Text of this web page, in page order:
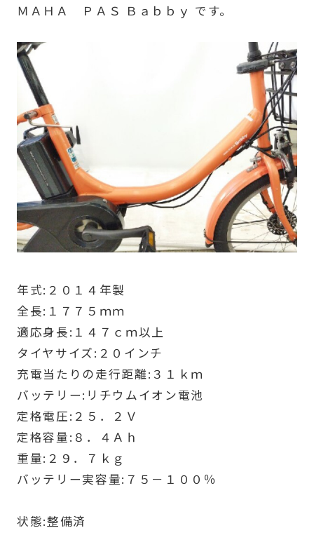
ＭＡＨＡ ＰＡＳ Ｂａｂｂｙ です。
年式:２０１４年製
全長:１７７５ｍｍ
適応身長:１４７ｃｍ以上
タイヤサイズ:２０インチ
充電当たりの走行距離:３１ｋｍ
バッテリー:リチウムイオン電池
定格電圧:２５．２Ｖ
定格容量:８．４Ａｈ
重量:２９．７ｋｇ
バッテリー実容量:７５－１００％
状態:整備済